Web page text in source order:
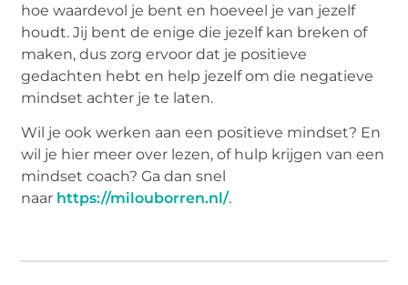
hoe waardevol je bent en hoeveel je van jezelf
houdt. Jij bent de enige die jezelf kan breken of
maken, dus zorg ervoor dat je positieve
gedachten hebt en help jezelf om die negatieve
mindset achter je te laten.
Wil je ook werken aan een positieve mindset? En
wil je hier meer over lezen, of hulp krijgen van een
mindset coach? Ga dan snel
naar https://milouborren.nl/.